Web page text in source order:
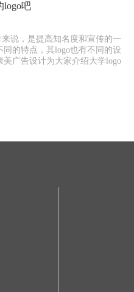
logo吧
说，是提高知名度和宣传的一
的特点，其logo也有不同的设
广告设计为大家介绍大学logo